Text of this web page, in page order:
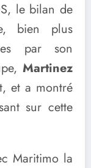
le bilan de
bien plus
par son
Martinez
et a montré
sur cette
Maritimo la